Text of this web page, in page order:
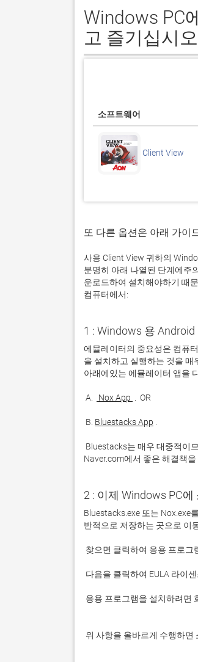
Windows PC
고 즐기십시
소프트웨어
Client View
또 다른 옵션은 아래 가이
사용 Client View 귀하의
분명히 아래 나열된 단계에주
운로드하여 설치해야하기 때
컴퓨터에서:
1 : Windows 용
에뮬레이터의 중요성은 컴퓨
을 설치하고 실행하는 것을 매
A. Nox App
B. Bluestacks App
Naver.com에서 좋은 해결책을
2 : 이제 Windows PC
Bluestacks.exe 또는 Nox.exe
위 사항을 올바르게 수행하면